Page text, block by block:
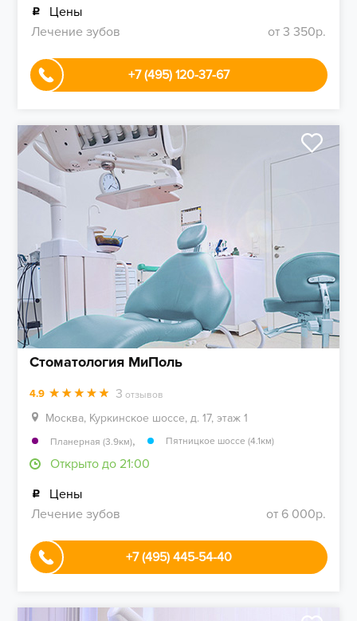
Цены
Лечение зубов
от 3 350р.
+7 (495) 120-37-67
Стоматология МиПоль
4.9 3 отзывов
Москва, Куркинское шоссе, д. 17, этаж 1
Планерная (3.9км), Пятницкое шоссе (4.1км)
Открыто до 21:00
Цены
Лечение зубов
от 6 000р.
+7 (495) 445-54-40